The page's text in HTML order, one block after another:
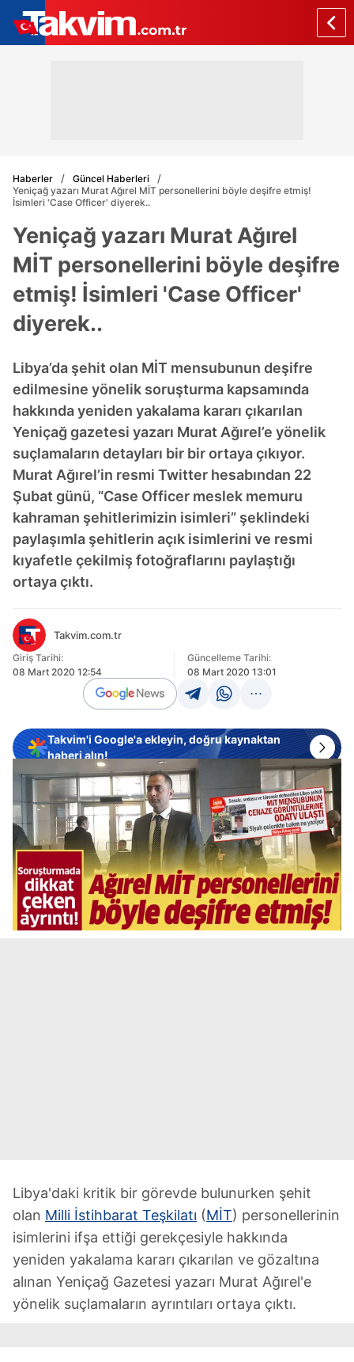
Haberler
Güncel Haberleri
Yeniçağ yazarı Murat Ağırel MİT personellerini böyle deşifre etmiş!
İsimleri 'Case Officer' diyerek..
Yeniçağ yazarı Murat Ağırel
MİT personellerini böyle deşifre
etmiş! İsimleri 'Case Officer'
diyerek..
Libya’da şehit olan MİT mensubunun deşifre
edilmesine yönelik soruşturma kapsamında
hakkında yeniden yakalama kararı çıkarılan
Yeniçağ gazetesi yazarı Murat Ağırel’e yönelik
suçlamaların detayları bir bir ortaya çıkıyor.
Murat Ağırel’in resmi Twitter hesabından 22
Şubat günü, “Case Officer meslek memuru
kahraman şehitlerimizin isimleri” şeklindeki
paylaşımla şehitlerin açık isimlerini ve resmi
kıyafetle çekilmiş fotoğraflarını paylaştığı
ortaya çıktı.
Takvim.com.tr
Giriş Tarihi:
08 Mart 2020 12:54
Güncelleme Tarihi:
08 Mart 2020 13:01
Takvim'i Google'a ekleyin, doğru kaynaktan
haberi alın!
Libya'daki kritik bir görevde bulunurken şehit
olan Milli İstihbarat Teşkilatı (MİT) personellerinin
isimlerini ifşa ettiği gerekçesiyle hakkında
yeniden yakalama kararı çıkarılan ve gözaltına
alınan Yeniçağ Gazetesi yazarı Murat Ağırel'e
yönelik suçlamaların ayrıntıları ortaya çıktı.